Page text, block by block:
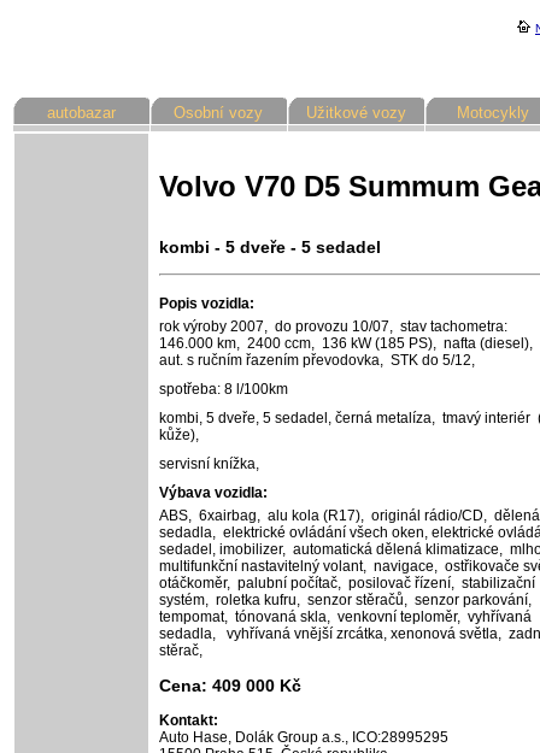
autobazar Osobní vozy Užitkové vozy Motocykly
Volvo V70 D5 Summum
kombi - 5 dveře - 5 sedadel
Popis vozidla:
rok výroby 2007, do provozu 10/07, stav tachometra:
146.000 km, 2400 ccm, 136 kW (185 PS), nafta (diesel),
aut. s ručním řazením převodovka, STK do 5/12,
spotřeba: 8 l/100km
kombi, 5 dveře, 5 sedadel, černá metalíza, tmavý interiér
kůže),
servisní knížka,
Výbava vozidla:
ABS, 6xairbag, alu kola (R17), originál rádio/CD,
sedadla, elektrické ovládání všech oken, elektrické
sedadel, imobilizer, automatická dělená klimatizace,
multifunkční nastavitelný volant, navigace, ostřikovače
otáčkoměr, palubní počítač, posilovač řízení, stabilizační
systém, roletka kufru, senzor stěračů, senzor parkování,
tempomat, tónovaná skla, venkovní teploměr, vyhřívaná
sedadla,
vyhřívaná vnější zrcátka, xenonová světla,
stěrač,
Cena: 409 000 Kč
Kontakt:
Auto Hase, Dolák Group a.s., ICO:28995295